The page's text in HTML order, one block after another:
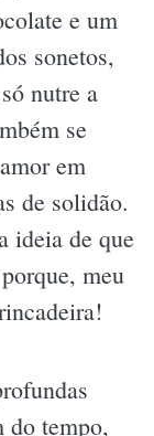
e um
sonetos,
nutre a
se
em
de solidão.
ideia de que
meu
do tempo,